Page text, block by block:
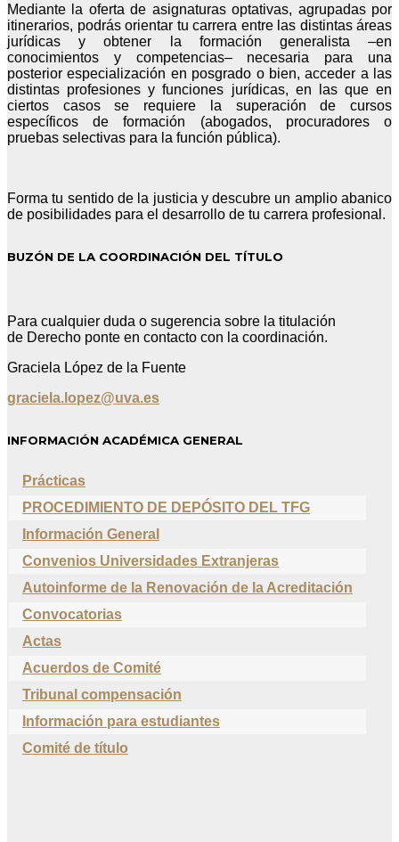
Mediante la oferta de asignaturas optativas, agrupadas por
itinerarios, podrás orientar tu carrera entre las distintas áreas
jurídicas y obtener la formación generalista –en
conocimientos y competencias– necesaria para una
posterior especialización en posgrado o bien, acceder a las
distintas profesiones y funciones jurídicas, en las que en
ciertos casos se requiere la superación de cursos
específicos de formación (abogados, procuradores o
pruebas selectivas para la función pública).
Forma tu sentido de la justicia y descubre un amplio abanico
de posibilidades para el desarrollo de tu carrera profesional.
BUZÓN DE LA COORDINACIÓN DEL TÍTULO
Para cualquier duda o sugerencia sobre la titulación
de Derecho ponte en contacto con la coordinación.
Graciela López de la Fuente
graciela.lopez@uva.es
INFORMACIÓN ACADÉMICA GENERAL
Prácticas
PROCEDIMIENTO DE DEPÓSITO DEL TFG
Información General
Convenios Universidades Extranjeras
Autoinforme de la Renovación de la Acreditación
Convocatorias
Actas
Acuerdos de Comité
Tribunal compensación
Información para estudiantes
Comité de título